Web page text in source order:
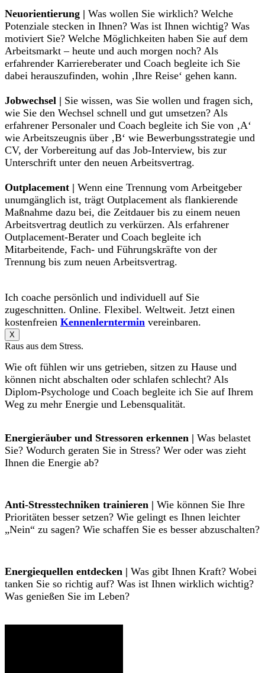
Neuorientierung | Was wollen Sie wirklich? Welche
Potenziale stecken in Ihnen? Was ist Ihnen wichtig? Was
motiviert Sie? Welche Möglichkeiten haben Sie auf dem
Arbeitsmarkt – heute und auch morgen noch? Als
erfahrender Karriereberater und Coach begleite ich Sie
dabei herauszufinden, wohin ‚Ihre Reise‘ gehen kann.
Jobwechsel | Sie wissen, was Sie wollen und fragen sich,
wie Sie den Wechsel schnell und gut umsetzen? Als
erfahrener Personaler und Coach begleite ich Sie von ‚A‘
wie Arbeitszeugnis über ‚B‘ wie Bewerbungsstrategie und
CV, der Vorbereitung auf das Job-Interview, bis zur
Unterschrift unter den neuen Arbeitsvertrag.
Outplacement | Wenn eine Trennung vom Arbeitgeber
unumgänglich ist, trägt Outplacement als flankierende
Maßnahme dazu bei, die Zeitdauer bis zu einem neuen
Arbeitsvertrag deutlich zu verkürzen. Als erfahrener
Outplacement-Berater und Coach begleite ich
Mitarbeitende, Fach- und Führungskräfte von der
Trennung bis zum neuen Arbeitsvertrag.
Ich coache persönlich und individuell auf Sie
zugeschnitten. Online. Flexibel. Weltweit. Jetzt einen
kostenfreien Kennenlerntermin vereinbaren.
X
Raus aus dem Stress.
Wie oft fühlen wir uns getrieben, sitzen zu Hause und
können nicht abschalten oder schlafen schlecht? Als
Diplom-Psychologe und Coach begleite ich Sie auf Ihrem
Weg zu mehr Energie und Lebensqualität.
Energieräuber und Stressoren erkennen | Was belastet
Sie? Wodurch geraten Sie in Stress? Wer oder was zieht
Ihnen die Energie ab?
Anti-Stresstechniken trainieren | Wie können Sie Ihre
Prioritäten besser setzen? Wie gelingt es Ihnen leichter
„Nein“ zu sagen? Wie schaffen Sie es besser abzuschalten?
Energiequellen entdecken | Was gibt Ihnen Kraft? Wobei
tanken Sie so richtig auf? Was ist Ihnen wirklich wichtig?
Was genießen Sie im Leben?